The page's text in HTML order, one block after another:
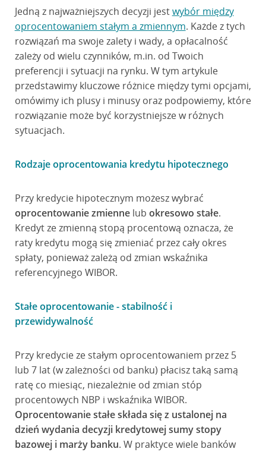
Jedną z najważniejszych decyzji jestwybór między
oprocentowaniem stałym a zmiennym. Każde z tych
rozwiązań ma swoje zalety i wady, a opłacalność
zależy od wielu czynników, m.in. od Twoich
preferencji i sytuacji na rynku. W tym artykule
przedstawimy kluczowe różnice między tymi opcjami,
omówimy ich plusy i minusy oraz podpowiemy, które
rozwiązanie może być korzystniejsze w różnych
sytuacjach.
Rodzaje oprocentowania kredytu hipotecznego
Przy kredycie hipotecznym możesz wybrać
oprocentowanie zmiennelub okresowo stałe.
Kredyt ze zmienną stopą procentową oznacza, że
raty kredytu mogą się zmieniać przez cały okres
spłaty, ponieważ zależą od zmian wskaźnika
referencyjnego WIBOR.
Stałe oprocentowanie - stabilność i
przewidywalność
Przy kredycie ze stałym oprocentowaniem przez 5
lub 7 lat (w zależności od banku) płacisz taką samą
ratę co miesiąc, niezależnie od zmian stóp
procentowych NBP i wskaźnika WIBOR.
Oprocentowanie stałe składa się z ustalonej na
dzień wydania decyzji kredytowej sumy stopy
bazowej i marży banku. W praktyce wiele banków